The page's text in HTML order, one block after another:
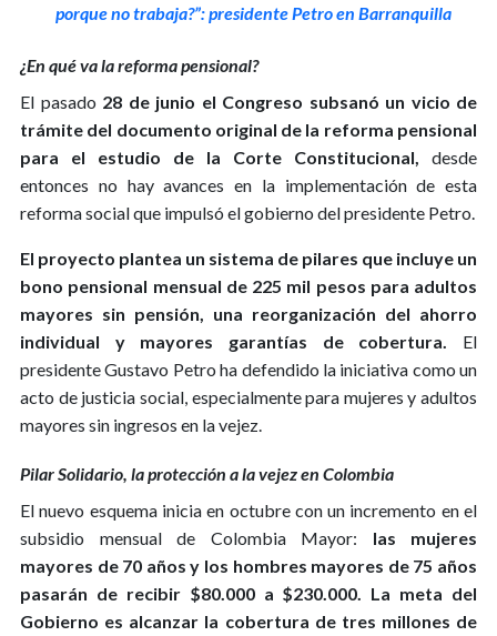
porque no trabaja?”: presidente Petro en Barranquilla
¿En qué va la reforma pensional?
El pasado 28 de junio el Congreso subsanó un vicio de
trámite del documento original de la reforma pensional
para el estudio de la Corte Constitucional, desde
entonces no hay avances en la implementación de esta
reforma social que impulsó el gobierno del presidente Petro.
El proyecto plantea un sistema de pilares que incluye un
bono pensional mensual de 225 mil pesos para adultos
mayores sin pensión, una reorganización del ahorro
individual y mayores garantías de cobertura. El
presidente Gustavo Petro ha defendido la iniciativa como un
acto de justicia social, especialmente para mujeres y adultos
mayores sin ingresos en la vejez.
Pilar Solidario, la protección a la vejez en Colombia
El nuevo esquema inicia en octubre con un incremento en el
subsidio mensual de Colombia Mayor: las mujeres
mayores de 70 años y los hombres mayores de 75 años
pasarán de recibir $80.000 a $230.000. La meta del
Gobierno es alcanzar la cobertura de tres millones de